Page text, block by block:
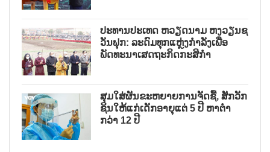
ປະທານປະເທດ ຫວຽດນາມ ຫງວຽນຊ
ວັນຟຸກ: ລະດົມທຸກແຫຼ່ງກຳລັງເພື່ອ
ພັດທະນາເສດຖະກິດກະສິກຳ
ສຸມໃສ່ຜັນຂະຫຍາຍການຈັດຊື້, ສັກວັກ
ຊິນໃຫ້ແກ່ເດັກອາຍຸແຕ່ 5 ປີ ຫາຕ່ຳ
ກວ່າ 12 ປີ